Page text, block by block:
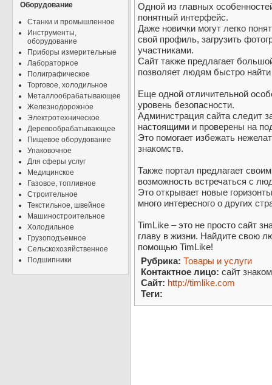
Оборудование
Станки и промышленное
Инструменты,
оборудование
Приборы измерительные
Лабораторное
Полиграфическое
Торговое, холодильное
Металлообрабатывающее
Железнодорожное
Электротехническое
Деревообрабатывающее
Пищевое оборудование
Упаковочное
Для сферы услуг
Медицинское
Газовое, топливное
Строительное
Текстильное, швейное
Машиностроительное
Холодильное
Грузоподъемное
Сельскохозяйственное
Подшипники
Одной из главных
понятный интерфейс.
Даже новички могут легко
свой профиль, загрузить
участниками.
Сайт также предлагает
позволяет людям быстро
Еще одной отличительной
уровень безопасности.
Администрация сайта следит
настоящими и проверены на
Это помогает избежать
знакомств.
Также портал предлагает
возможность встречаться с
Это открывает новые
много интересного о других
TimLike – это не просто сайт
главу в жизни. Найдите свою
помощью TimLike!
Рубрика: Товары и услуги
Контактное лицо: сайт
Сайт: http://timlike.com
Теги: